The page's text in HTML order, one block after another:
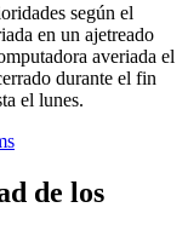
según el
en un ajetreado
averiada el
durante el fin
el lunes.
de los